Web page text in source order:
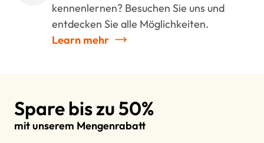
kennenlernen? Besuchen Sie uns und
entdecken Sie alle Möglichkeiten.
Learn mehr
Spare bis zu 50%
mit unserem Mengenrabatt